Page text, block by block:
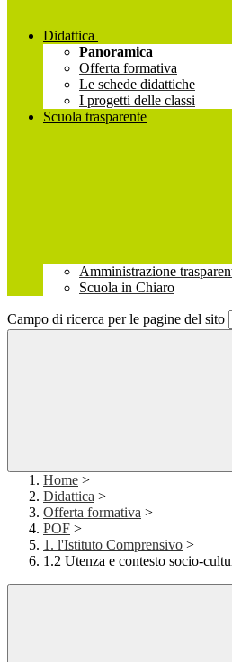
Didattica
Panoramica
Offerta formativa
Le schede didattiche
I progetti delle classi
Scuola trasparente
Amministrazione
Scuola in Chiaro
Campo di ricerca per le pagine del sito
Home >
Didattica >
Offerta formativa >
POF >
1. l'Istituto Comprensivo >
1.2 Utenza e contesto socio-